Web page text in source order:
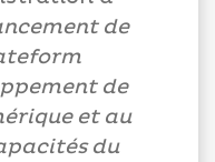
de
de
et au
du